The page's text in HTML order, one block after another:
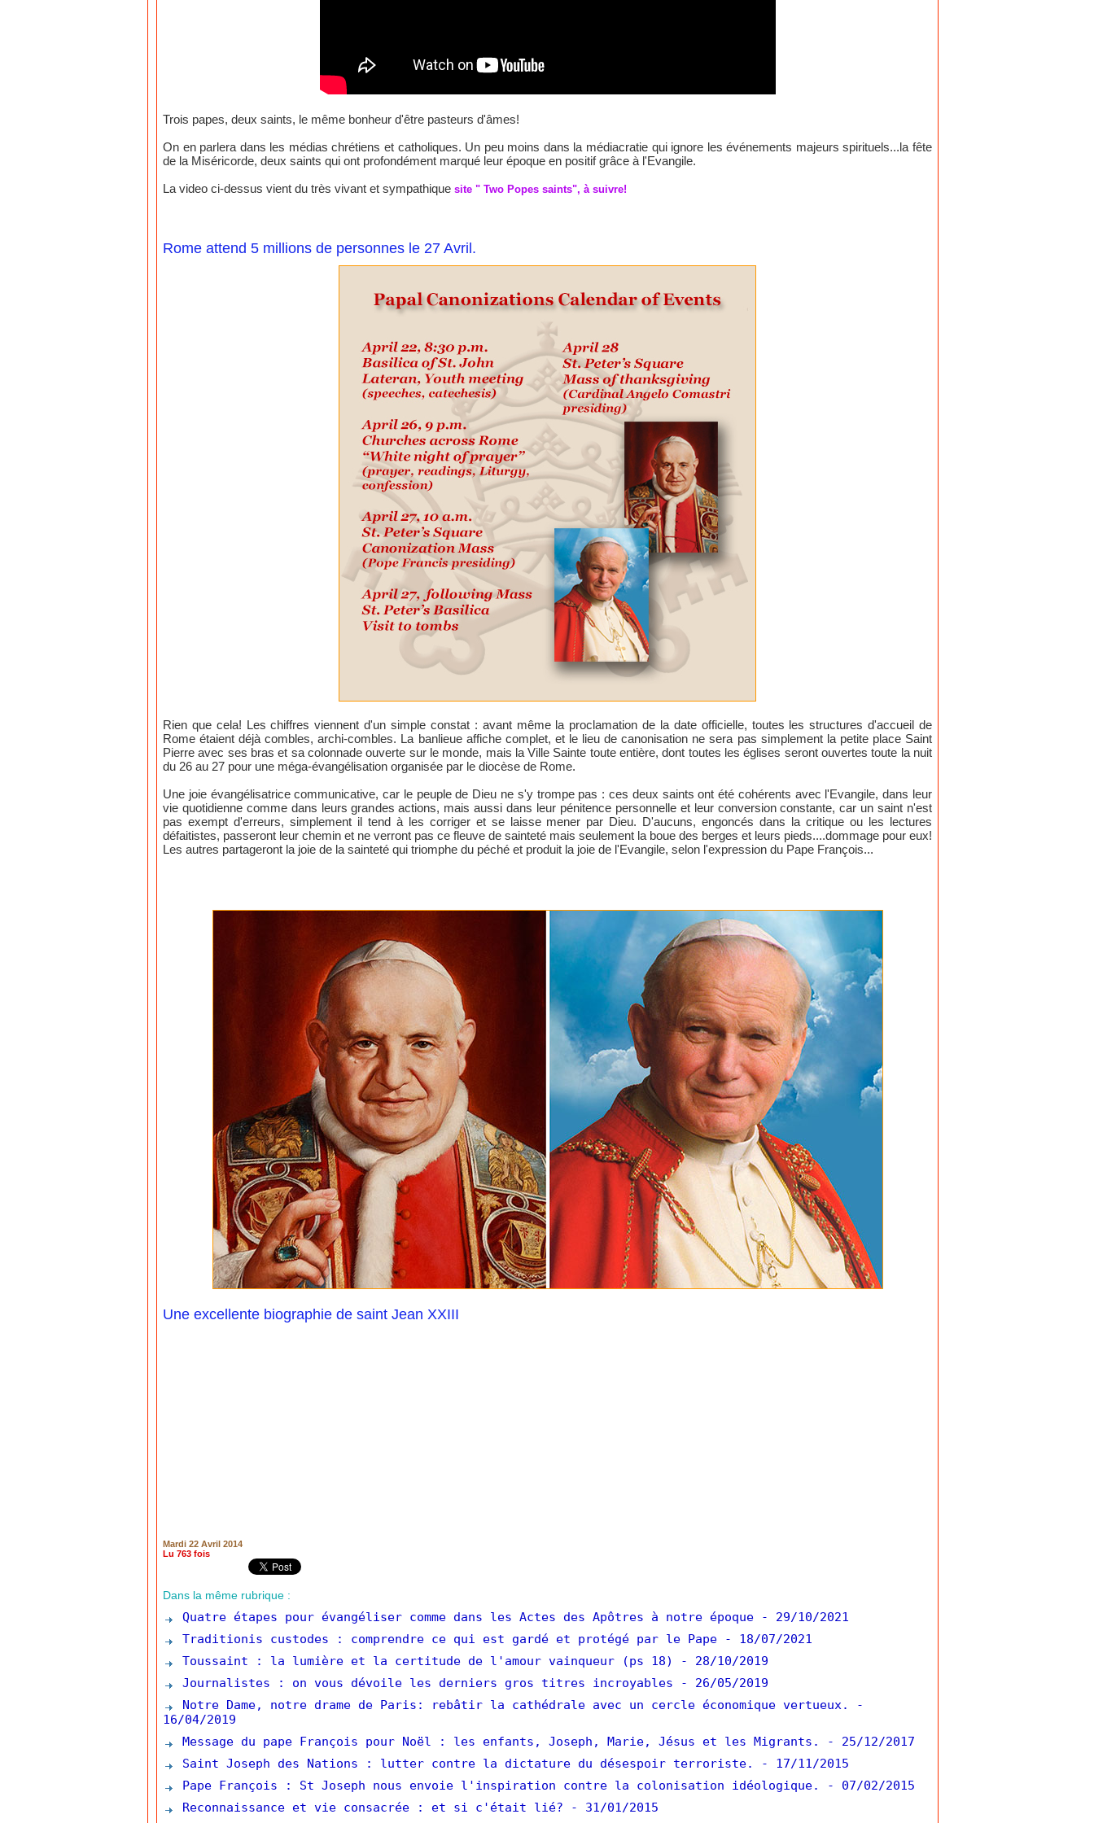
Trois papes, deux saints, le même bonheur d'être pasteurs d'âmes!
On en parlera dans les médias chrétiens et catholiques. Un peu moins dans la médiacratie qui ignore les événements majeurs spirituels...la fête
de la Miséricorde, deux saints qui ont profondément marqué leur époque en positif grâce à l'Evangile.
La video ci-dessus vient du très vivant et sympathique site " Two Popes saints", à suivre!
Rome attend 5 millions de personnes le 27 Avril.
Rien que cela! Les chiffres viennent d'un simple constat : avant même la proclamation de la date officielle, toutes les structures d'accueil de
Rome étaient déjà combles, archi-combles. La banlieue affiche complet, et le lieu de canonisation ne sera pas simplement la petite place Saint
Pierre avec ses bras et sa colonnade ouverte sur le monde, mais la Ville Sainte toute entière, dont toutes les églises seront ouvertes toute la nuit
du 26 au 27 pour une méga-évangélisation organisée par le diocèse de Rome.
Une joie évangélisatrice communicative, car le peuple de Dieu ne s'y trompe pas : ces deux saints ont été cohérents avec l'Evangile, dans leur
vie quotidienne comme dans leurs grandes actions, mais aussi dans leur pénitence personnelle et leur conversion constante, car un saint n'est
pas exempt d'erreurs, simplement il tend à les corriger et se laisse mener par Dieu. D'aucuns, engoncés dans la critique ou les lectures
défaitistes, passeront leur chemin et ne verront pas ce fleuve de sainteté mais seulement la boue des berges et leurs pieds....dommage pour eux!
Les autres partageront la joie de la sainteté qui triomphe du péché et produit la joie de l'Evangile, selon l'expression du Pape François...
Une excellente biographie de saint Jean XXIII
Mardi 22 Avril 2014
Lu 763 fois
Dans la même rubrique :
Quatre étapes pour évangéliser comme dans les Actes des Apôtres à notre époque
- 29/10/2021
Traditionis custodes : comprendre ce qui est gardé et protégé par le Pape
- 18/07/2021
Toussaint : la lumière et la certitude de l'amour vainqueur (ps 18)
- 28/10/2019
Journalistes : on vous dévoile les derniers gros titres incroyables
- 26/05/2019
Notre Dame, notre drame de Paris: rebâtir la cathédrale avec un cercle économique vertueux.
-
16/04/2019
Message du pape François pour Noël : les enfants, Joseph, Marie, Jésus et les Migrants.
- 25/12/2017
Saint Joseph des Nations : lutter contre la dictature du désespoir terroriste.
- 17/11/2015
Pape François : St Joseph nous envoie l'inspiration contre la colonisation idéologique.
- 07/02/2015
Reconnaissance et vie consacrée : et si c'était lié?
- 31/01/2015